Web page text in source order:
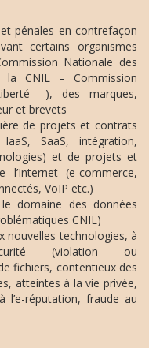
pénales en contrefaçon
certains organismes
Nationale des
CNIL – Commission
–), des marques,
et brevets
de projets et contrats
SaaS, intégration,
et de projets et
(e-commerce,
VoIP etc.)
domaine des données
CNIL)
nouvelles technologies, à
(violation ou
fichiers, contentieux des
atteintes à la vie privée,
l’e-réputation, fraude au